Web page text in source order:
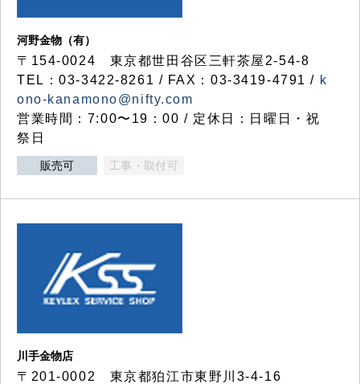
河野金物（有）
〒154-0024 東京都世田谷区三軒茶屋2-54-8
TEL：03-3422-8261 / FAX：03-3419-4791 / k
ono-kanamono@nifty.com
営業時間：7:00〜19：00 / 定休日：日曜日・祝
祭日
販売可 工事・取付可
川手金物店
〒201-0002 東京都狛江市東野川3-4-16